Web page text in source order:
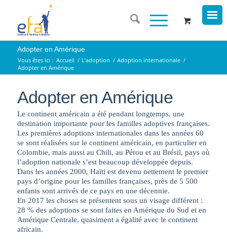
Adopter en Amérique
Vous êtes ici : Accueil / L’adoption / Adoption internationale /
Adopter en Amérique
Adopter en Amérique
Le continent américain a été pendant longtemps, une
destination importante pour les familles adoptives françaises.
Les premières adoptions internationales dans les années 60
se sont réalisées sur le continent américain, en particulier en
Colombie, mais aussi au Chili, au Pérou et au Brésil, pays où
l’adoption nationale s’est beaucoup développée depuis.
Dans les années 2000, Haïti est devenu nettement le premier
pays d’origine pour les familles françaises, près de 5 500
enfants sont arrivés de ce pays en une décennie.
En 2017 les choses se présentent sous un visage différent :
28 % des adoptions se sont faites en Amérique du Sud et en
Amérique Centrale, quasiment a égalité avec le continent
africain.